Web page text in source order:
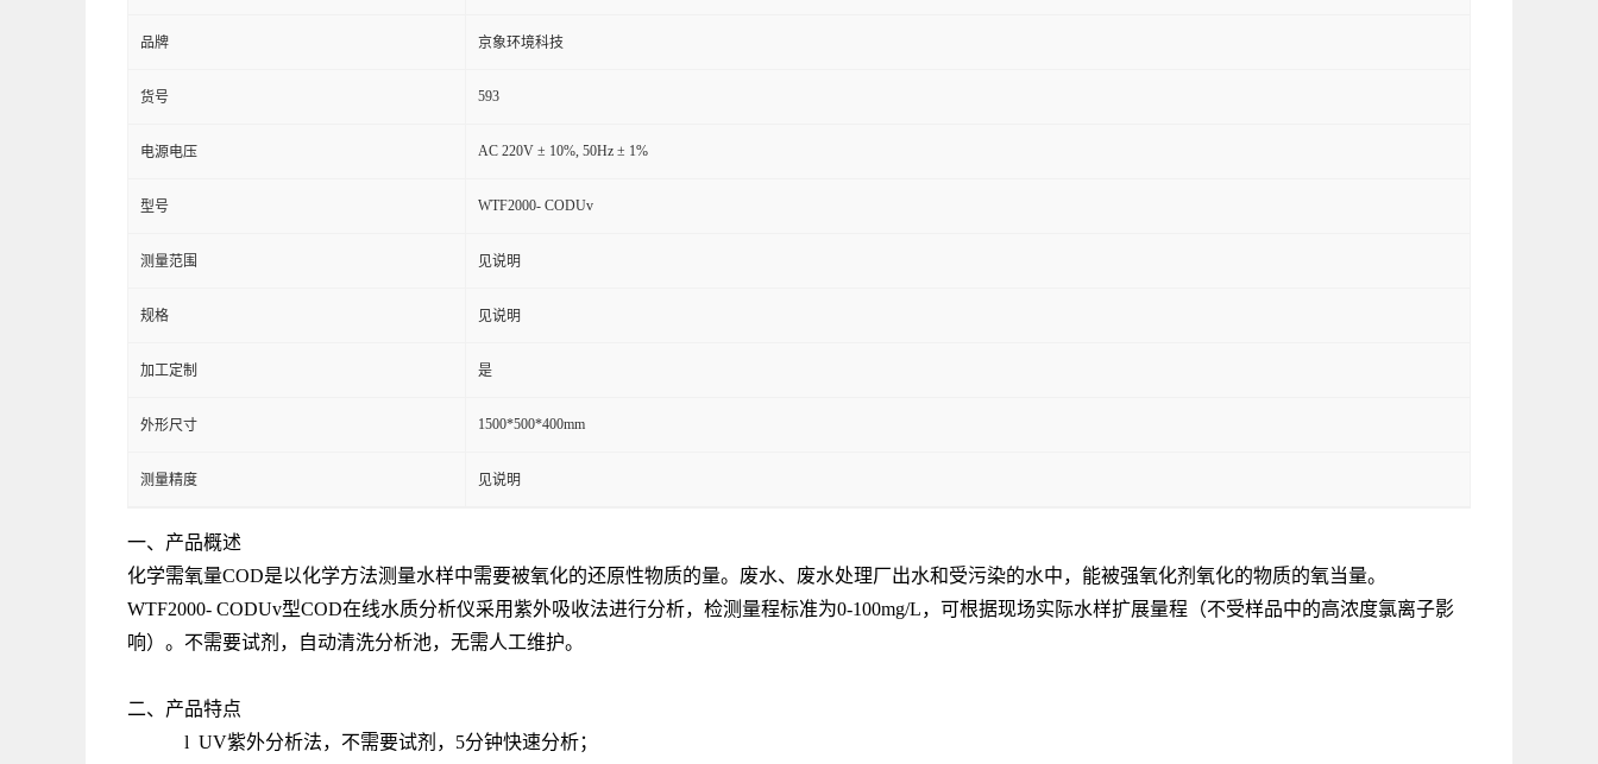
品牌 京象环境科技
货号 593
电源电压 AC 220V ± 10%, 50Hz ± 1%
型号 WTF2000- CODUv
测量范围 见说明
规格 见说明
加工定制 是
外形尺寸 1500*500*400mm
测量精度 见说明
一、产品概述
化学需氧量COD是以化学方法测量水样中需要被氧化的还原性物质的量。废水、废水处理厂出水和受污染的水中，能被强氧化剂氧化的物质的氧当量。
WTF2000- CODUv型COD在线水质分析仪采用紫外吸收法进行分析，检测量程标准为0-100mg/L，可根据现场实际水样扩展量程（不受样品中的高浓度氯离子影
响）。不需要试剂，自动清洗分析池，无需人工维护。
二、产品特点
l UV紫外分析法，不需要试剂，5分钟快速分析；